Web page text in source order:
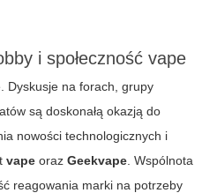
i społeczność vape
Dyskusje na forach, grupy
są doskonałą okazją do
nowości technologicznych i
vape oraz Geekvape . Wspólnota
reagowania marki na potrzeby